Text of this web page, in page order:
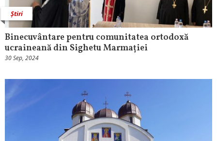
Știri
Binecuvântare pentru comunitatea ortodoxă
ucraineană din Sighetu Marmației
30 Sep, 2024